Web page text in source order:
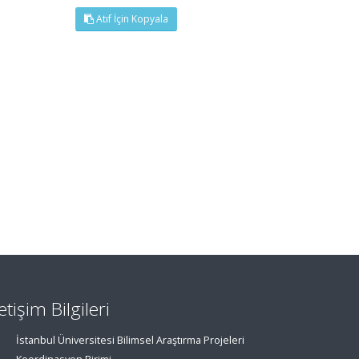
Atıf İçin Kopyala
Bilgileri
İstanbul Üniversitesi Bilimsel Araştırma Projeleri